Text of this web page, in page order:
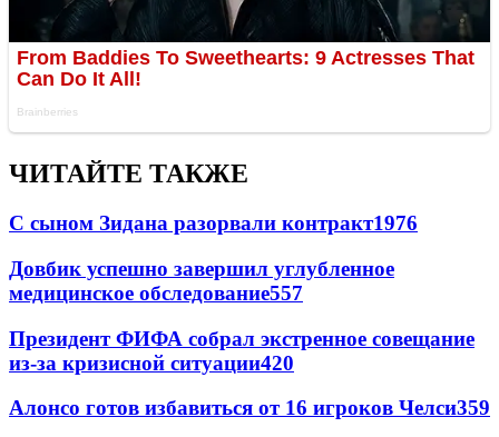
ЧИТАЙТЕ ТАКЖЕ
С сыном Зидана разорвали контракт1976
Довбик успешно завершил углубленное
медицинское обследование557
Президент ФИФА собрал экстренное совещание
из-за кризисной ситуации420
Алонсо готов избавиться от 16 игроков Челси359